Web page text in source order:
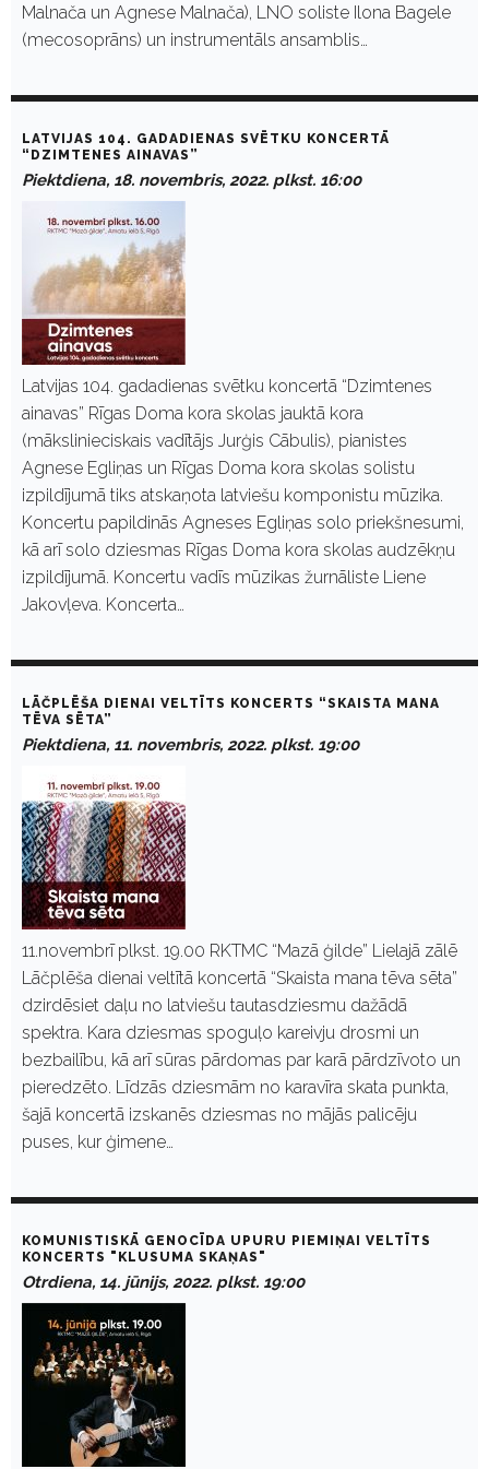
Malnača un Agnese Malnača), LNO soliste Ilona Bagele
(mecosoprāns) un instrumentāls ansamblis…
LATVIJAS 104. GADADIENAS SVĒTKU KONCERTĀ
“DZIMTENES AINAVAS”
Piektdiena, 18. novembris, 2022. plkst. 16:00
Latvijas 104. gadadienas svētku koncertā “Dzimtenes
ainavas” Rīgas Doma kora skolas jauktā kora
(mākslinieciskais vadītājs Jurģis Cābulis), pianistes
Agnese Egliņas un Rīgas Doma kora skolas solistu
izpildījumā tiks atskaņota latviešu komponistu mūzika.
Koncertu papildinās Agneses Egliņas solo priekšnesumi,
kā arī solo dziesmas Rīgas Doma kora skolas audzēkņu
izpildījumā. Koncertu vadīs mūzikas žurnāliste Liene
Jakovļeva. Koncerta…
LĀČPLĒŠA DIENAI VELTĪTS KONCERTS “SKAISTA MANA
TĒVA SĒTA”
Piektdiena, 11. novembris, 2022. plkst. 19:00
11.novembrī plkst. 19.00 RKTMC “Mazā ģilde” Lielajā zālē
Lāčplēša dienai veltītā koncertā “Skaista mana tēva sēta”
dzirdēsiet daļu no latviešu tautasdziesmu dažādā
spektra. Kara dziesmas spoguļo kareivju drosmi un
bezbailību, kā arī sūras pārdomas par karā pārdzīvoto un
pieredzēto. Līdzās dziesmām no karavīra skata punkta,
šajā koncertā izskanēs dziesmas no mājās palicēju
puses, kur ģimene…
KOMUNISTISKĀ GENOCĪDA UPURU PIEMIŅAI VELTĪTS
KONCERTS "KLUSUMA SKAŅAS"
Otrdiena, 14. jūnijs, 2022. plkst. 19:00